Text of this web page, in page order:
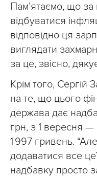
Пам’ятаємо, що за
відбуватися
відповідно ця
виглядати
за це, звісно,
Крім того, Сергій
на те, що цього
держава дає
грн, з 1 вересня
1 997 гривень.
додаватися все
надбавку просто